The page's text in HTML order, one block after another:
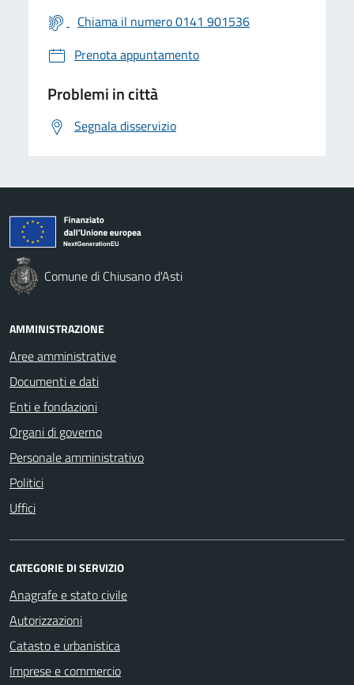
Chiama il numero 0141 901536
Prenota appuntamento
Problemi in città
Segnala disservizio
Comune di Chiusano d'Asti
AMMINISTRAZIONE
Aree amministrative
Documenti e dati
Enti e fondazioni
Organi di governo
Personale amministrativo
Politici
Uffici
CATEGORIE DI SERVIZIO
Anagrafe e stato civile
Autorizzazioni
Catasto e urbanistica
Imprese e commercio